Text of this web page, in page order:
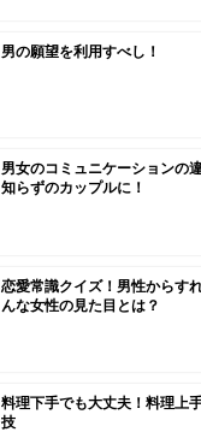
男の願望を利用すべし！
男女のコミュニケーションの
知らずのカップルに！
恋愛常識クイズ！男性からす
んな女性の見た目とは？
料理下手でも大丈夫！料理上
技